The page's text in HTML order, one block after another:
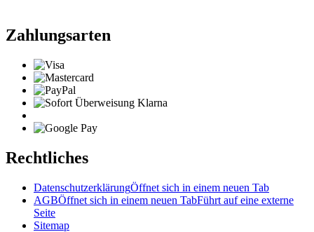
Zahlungsarten
Rechtliches
DatenschutzerklärungÖffnet sich in einem neuen Tab
AGBÖffnet sich in einem neuen TabFührt auf eine externe
Seite
Sitemap